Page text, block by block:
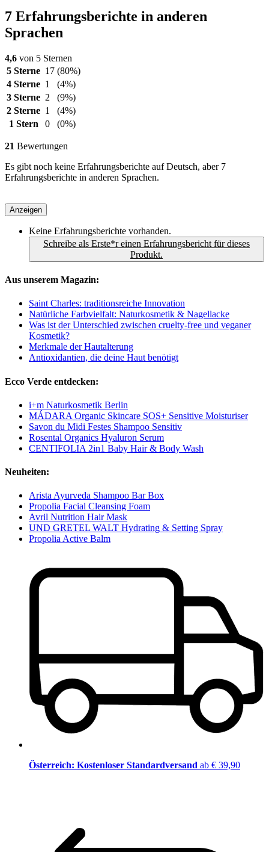
7 Erfahrungsberichte in anderen
Sprachen
4,6 von 5 Sternen
5 Sterne 17 (80%)
4 Sterne 1
(4%)
3 Sterne 2
(9%)
2 Sterne 1
(4%)
1 Stern
0 (0%)
21 Bewertungen
Es gibt noch keine Erfahrungsberichte auf Deutsch, aber 7
Erfahrungsberichte in anderen Sprachen.
Anzeigen
Keine Erfahrungsberichte vorhanden.
Schreibe als Erste*r einen Erfahrungsbericht für dieses
Produkt.
Aus unserem Magazin:
Saint Charles: traditionsreiche Innovation
Natürliche Farbvielfalt: Naturkosmetik & Nagellacke
Was ist der Unterschied zwischen cruelty-free und veganer
Kosmetik?
Merkmale der Hautalterung
Antioxidantien, die deine Haut benötigt
Ecco Verde entdecken:
i+m Naturkosmetik Berlin
MÁDARA Organic Skincare SOS+ Sensitive Moisturiser
Savon du Midi Festes Shampoo Sensitiv
Rosental Organics Hyaluron Serum
CENTIFOLIA 2in1 Baby Hair & Body Wash
Neuheiten:
Arista Ayurveda Shampoo Bar Box
Propolia Facial Cleansing Foam
Avril Nutrition Hair Mask
UND GRETEL WALT Hydrating & Setting Spray
Propolia Active Balm
Österreich: Kostenloser Standardversand ab € 39,90